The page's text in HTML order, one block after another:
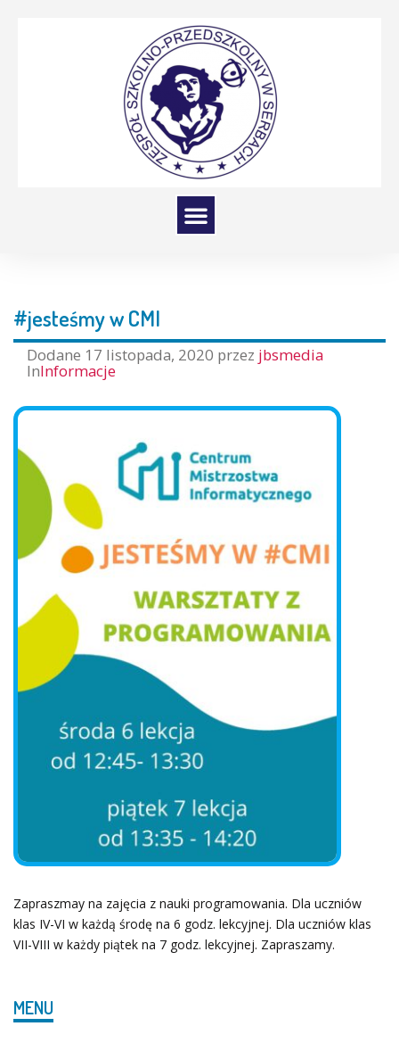
#jesteśmy w CMI
Dodane 17 listopada, 2020 przez jbsmedia
InInformacje
Zapraszmay na zajęcia z nauki programowania. Dla uczniów
klas IV-VI w każdą środę na 6 godz. lekcyjnej. Dla uczniów klas
VII-VIII w każdy piątek na 7 godz. lekcyjnej. Zapraszamy.
MENU